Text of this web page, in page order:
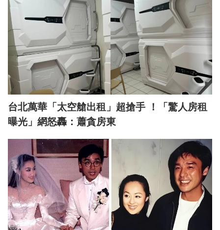
台北萬華「太空艙出租」超搶手 ！「驚人房租
曝光」網怒轟：蕭貪房東